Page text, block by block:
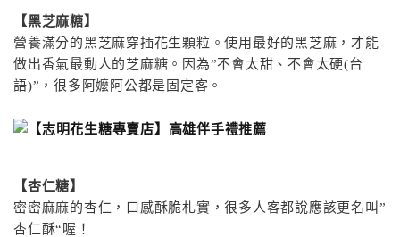
【黑芝麻糖】
營養滿分的黑芝麻穿插花生顆粒。使用最好的黑芝麻，才能
做出香氣最動人的芝麻糖。因為”不會太甜、不會太硬(台
語)”，很多阿嬤阿公都是固定客。
【杏仁糖】
密密麻麻的杏仁，口感酥脆札實，很多人客都說應該更名叫”
杏仁酥“喔！